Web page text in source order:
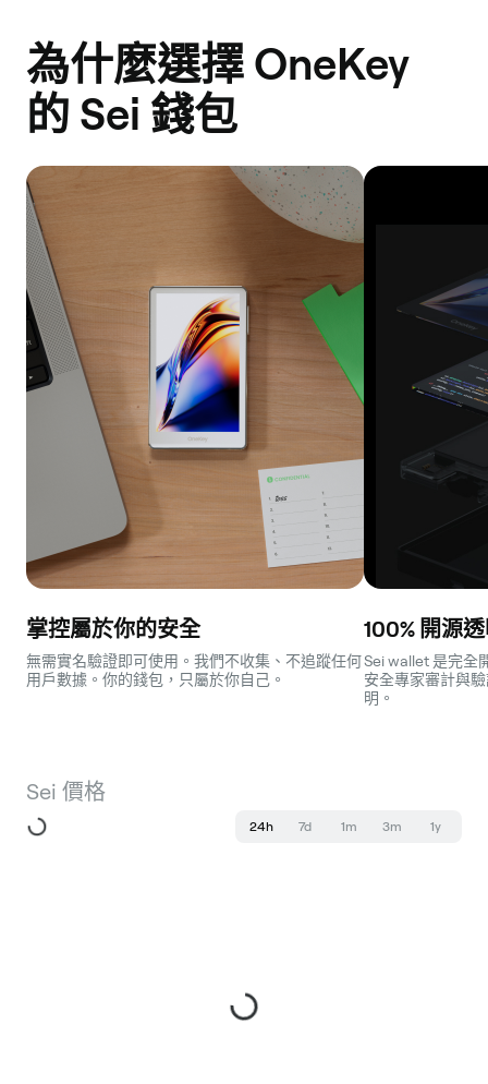
為什麼選擇 OneKey
的 Sei 錢包
掌控屬於你的安全
無需實名驗證即可使用。我們不收集、不追蹤任何
用戶數據。你的錢包，只屬於你自己。
100% 開源
Sei wallet 是完全
安全專家審計與
明。
Sei 價格
24h 7d 1m 3m 1y